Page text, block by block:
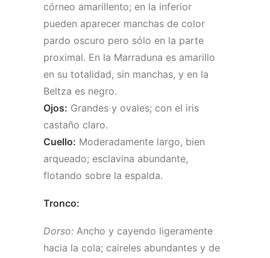
córneo amarillento; en la inferior
pueden aparecer manchas de color
pardo oscuro pero sólo en la parte
proximal. En la Marraduna es amarillo
en su totalidad, sin manchas, y en la
Beltza es negro.
Ojos: Grandes y ovales; con el iris
castaño claro.
Cuello: Moderadamente largo, bien
arqueado; esclavina abundante,
flotando sobre la espalda.
Tronco:
Dorso: Ancho y cayendo ligeramente
hacia la cola; caireles abundantes y de